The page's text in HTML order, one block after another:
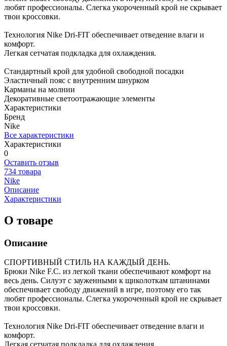
любят профессионалы. Слегка укороченный крой не скрывает
твои кроссовки.
Технология Nike Dri-FIT обеспечивает отведение влаги и
комфорт.
Легкая сетчатая подкладка для охлаждения.
Стандартный крой для удобной свободной посадки
Эластичный пояс с внутренним шнурком
Карманы на молнии
Декоративные светоотражающие элементы
Характеристики
Бренд
Nike
Все характеристики
Характеристики
0
Оставить отзыв
734 товара
Nike
Описание
Характеристики
О товаре
Описание
СПОРТИВНЫЙ СТИЛЬ НА КАЖДЫЙ ДЕНЬ.
Брюки Nike F.C. из легкой ткани обеспечивают комфорт на
весь день. Силуэт с зауженными к щиколоткам штанинами
обеспечивает свободу движений в игре, поэтому его так
любят профессионалы. Слегка укороченный крой не скрывает
твои кроссовки.
Технология Nike Dri-FIT обеспечивает отведение влаги и
комфорт.